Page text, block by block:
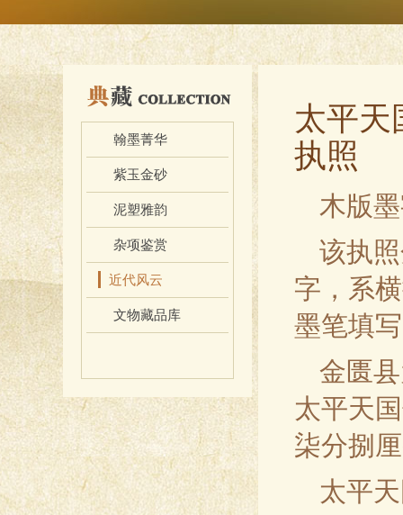
翰墨菁华
紫玉金砂
泥塑雅韵
杂项鉴赏
近代风云
文物藏品库
太平天
执照
木版
该执
字，系
墨笔填
金匮
太平天
柒分捌
太平